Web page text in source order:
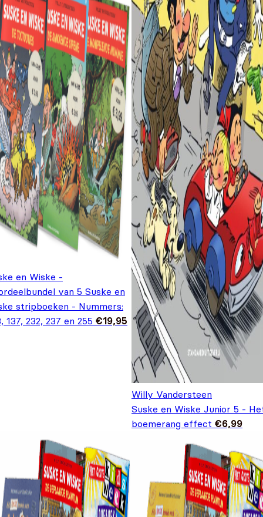
en Wiske -
van 5 Suske en
stripboeken - Nummers:
137, 232, 237 en 255 €19,95
Willy Vandersteen
Suske en Wiske Junior 5 -
boemerang effect €6,99